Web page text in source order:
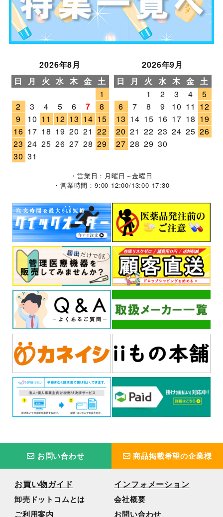
2026年8月
日
月 火 水 木 金 土
1
2
3 4 5 6 7
8
9
10 11 12 13 14 15
16 17 18 19 20 21 22
23 24 25 26 27 28 29
30 31
2026年9月
日
月 火 水 木 金 土
1
2 3 4
5
6
7 8 9 10 11 12
13 14 15 16 17 18 19
20 21 22 23 24 25 26
27 28 29 30
・営業日：月曜日～金曜日
・営業時間：9:00-12:00/13:00-17:30
お問い合わせ 商品掲載希望の企業様
お買い物ガイド
卸売ドットコムとは
ご利用案内
インフォメーション
会社概要
お問い合わせ